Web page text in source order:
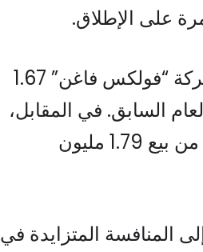
في عام 2024، باعت “أودي” التابعة لشركة “فولكس فاغن” 1.67
قدره 12% عن العام السابق. في المقابل،
تمكنت شركة تسلا التابعة لإيلون ماسك من بيع 1.79 مليون
المنافسة المتزايدة في